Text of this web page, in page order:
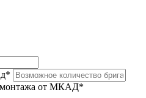
монтажа от МКАД*